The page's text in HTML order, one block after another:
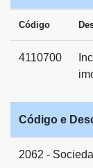
Código
4110700
Código e
2062 -